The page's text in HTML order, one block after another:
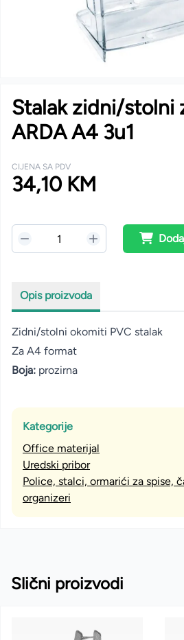
Stalak zidni/stolni
ARDA A4 3u1
CIJENA SA PDV
34,10 KM
Opis proizvoda
Zidni/stolni okomiti PVC stalak
Za A4 format
Boja: prozirna
Kategorije
Office materijal
Uredski pribor
Police, stalci, ormarići za spise,
organizeri
Slični proizvodi